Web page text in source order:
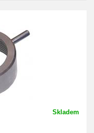
Skladem